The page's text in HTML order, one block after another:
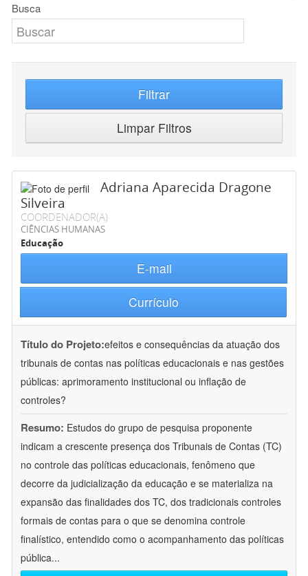
Busca
Filtrar
Limpar Filtros
Adriana Aparecida Dragone
Silveira
COORDENADOR(A)
CIÊNCIAS HUMANAS
Educação
E-mail
Currículo
Título do Projeto:efeitos e consequências da atuação dos
tribunais de contas nas políticas educacionais e nas gestões
públicas: aprimoramento institucional ou inflação de
controles?
Resumo: Estudos do grupo de pesquisa proponente
indicam a crescente presença dos Tribunais de Contas (TC)
no controle das políticas educacionais, fenômeno que
decorre da judicialização da educação e se materializa na
expansão das finalidades dos TC, dos tradicionais controles
formais de contas para o que se denomina controle
finalístico, entendido como o acompanhamento das políticas
pública...